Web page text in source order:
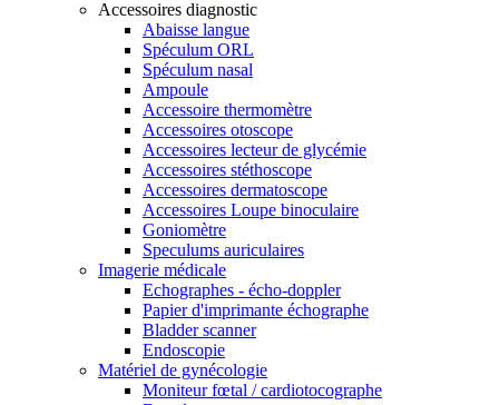
Accessoires diagnostic
Abaisse langue
Spéculum ORL
Spéculum nasal
Ampoule
Accessoire thermomètre
Accessoires otoscope
Accessoires lecteur de glycémie
Accessoires stéthoscope
Accessoires dermatoscope
Accessoires Loupe binoculaire
Goniomètre
Speculums auriculaires
Imagerie médicale
Echographes - écho-doppler
Papier d'imprimante échographe
Bladder scanner
Endoscopie
Matériel de gynécologie
Moniteur fœtal / cardiotocographe